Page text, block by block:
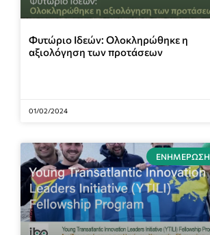
Φυτώριο Ιδεών: Ολοκληρώθηκε η
αξιολόγηση των προτάσεων
01/02/2024
ΕΝΗΜΈΡΩΣΗ